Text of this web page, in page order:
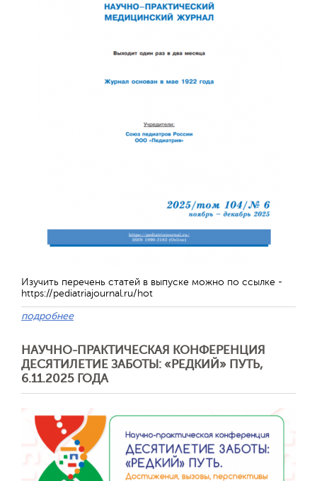
Изучить перечень статей в выпуске можно по ссылке -
https://pediatriajournal.ru/hot
подробнее
НАУЧНО-ПРАКТИЧЕСКАЯ КОНФЕРЕНЦИЯ
ДЕСЯТИЛЕТИЕ ЗАБОТЫ: «РЕДКИЙ» ПУТЬ,
6.11.2025 ГОДА